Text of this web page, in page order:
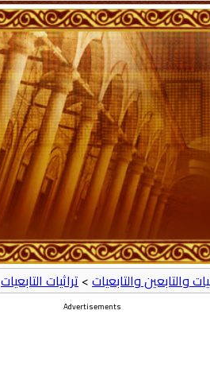
والتابعين والتابعيات>تراثيات التابعيات
Advertisements